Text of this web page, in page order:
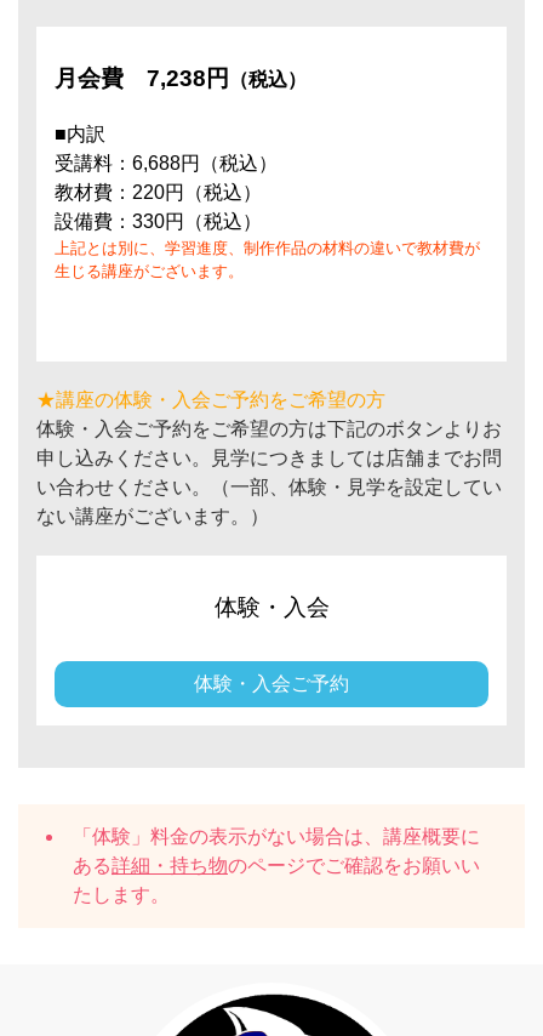
月会費 7,238円 （税込）
■内訳
受講料：6,688円（税込）
教材費：220円（税込）
設備費：330円（税込）
上記とは別に、学習進度、制作作品の材料の違いで教材費が
生じる講座がございます。
★講座の体験・入会ご予約をご希望の方
体験・入会ご予約をご希望の方は下記のボタンよりお
申し込みください。見学につきましては店舗までお問
い合わせください。（一部、体験・見学を設定してい
ない講座がございます。）
体験・入会
体験・入会ご予約
「体験」料金の表示がない場合は、講座概要に
ある詳細・持ち物のページでご確認をお願いい
たします。